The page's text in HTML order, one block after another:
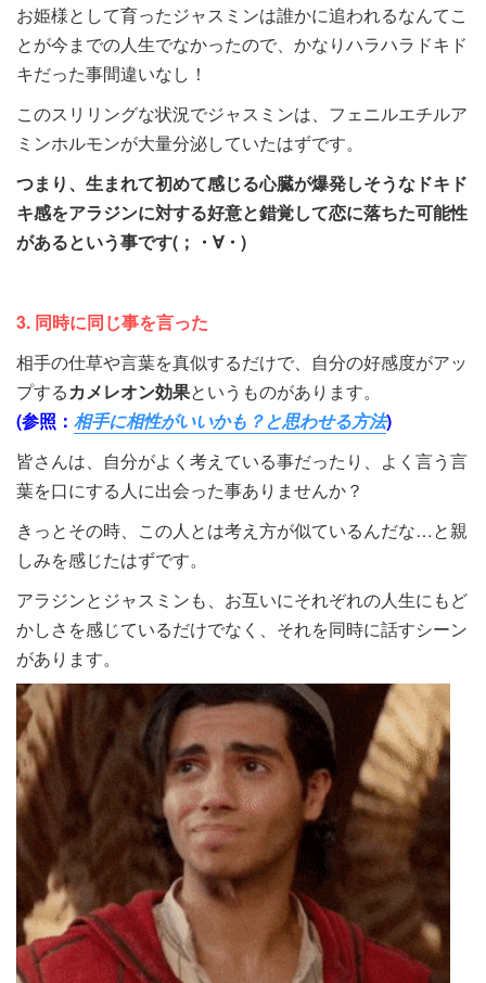
お姫様として育ったジャスミンは誰かに追われるなんてこ
とが今までの人生でなかったので、かなりハラハラドキド
キだった事間違いなし！
このスリリングな状況でジャスミンは、フェニルエチルア
ミンホルモンが大量分泌していたはずです。
つまり、生まれて初めて感じる心臓が爆発しそうなドキド
キ感をアラジンに対する好意と錯覚して恋に落ちた可能性
があるという事です(；・∀・)
3. 同時に同じ事を言った
相手の仕草や言葉を真似するだけで、自分の好感度がアッ
プするカメレオン効果というものがあります。
(参照： 相手に相性がいいかも？と思わせる方法)
皆さんは、自分がよく考えている事だったり、よく言う言
葉を口にする人に出会った事ありませんか？
きっとその時、この人とは考え方が似ているんだな…と親
しみを感じたはずです。
アラジンとジャスミンも、お互いにそれぞれの人生にもど
かしさを感じているだけでなく、それを同時に話すシーン
があります。